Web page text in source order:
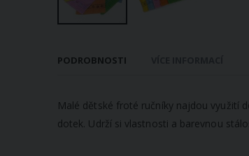
začátek
s
PODROBNOSTI
Malé dětské froté ručníky najdou využití
dotek. Udrží si vlastnosti a barevnou